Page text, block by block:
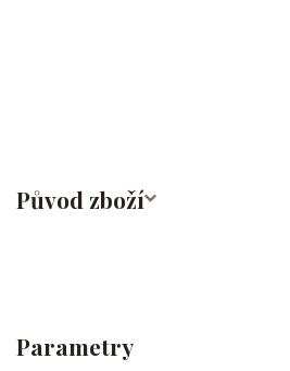
Původ zboží
Parametry